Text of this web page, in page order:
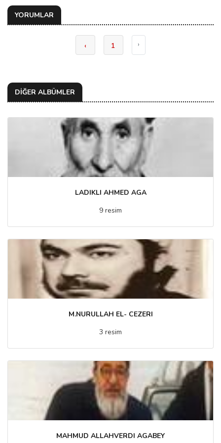
YORUMLAR
‹ 1 ›
DİĞER ALBÜMLER
LADIKLI AHMED AGA
9 resim
M.NURULLAH EL- CEZERI
3 resim
MAHMUD ALLAHVERDI AGABEY